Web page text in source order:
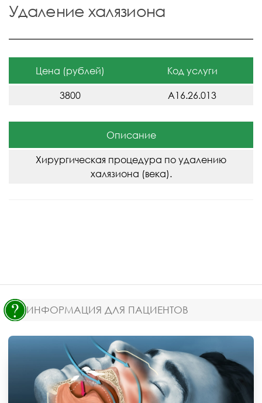
Удаление халязиона
Цена (рублей) Код услуги
3800 A16.26.013
Описание
Хирургическая процедура по удалению
халязиона (века).
ИНФОРМАЦИЯ ДЛЯ ПАЦИЕНТОВ